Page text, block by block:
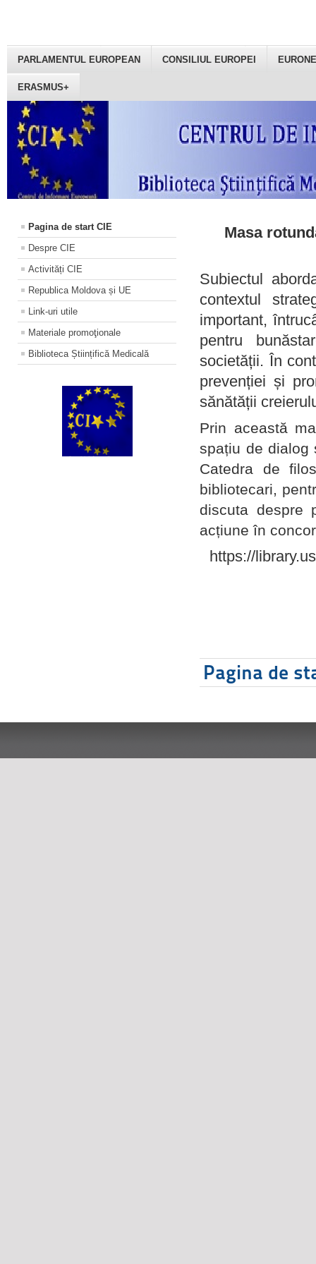
PARLAMENTUL EUROPEAN CONSILIUL EUROPEI
ERASMUS+
Pagina de start CIE
Despre CIE
Activități CIE
Republica Moldova și UE
Link-uri utile
Materiale promoţionale
Biblioteca Științifică Medicală
Masa
Subiectul
contextul
important,
pentru
societății. În
prevenției și
sănătății
Prin această
spațiu de dialog
Catedra de
bibliotecari,
discuta despre
acțiune în
https://
Pagina de